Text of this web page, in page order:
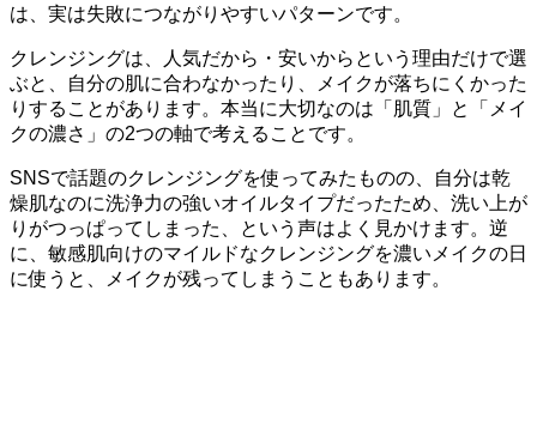
は、実は失敗につながりやすいパターンです。
クレンジングは、人気だから・安いからという理由だけで選
ぶと、自分の肌に合わなかったり、メイクが落ちにくかった
りすることがあります。本当に大切なのは「肌質」と「メイ
クの濃さ」の2つの軸で考えることです。
SNSで話題のクレンジングを使ってみたものの、自分は乾
燥肌なのに洗浄力の強いオイルタイプだったため、洗い上が
りがつっぱってしまった、という声はよく見かけます。逆
に、敏感肌向けのマイルドなクレンジングを濃いメイクの日
に使うと、メイクが残ってしまうこともあります。